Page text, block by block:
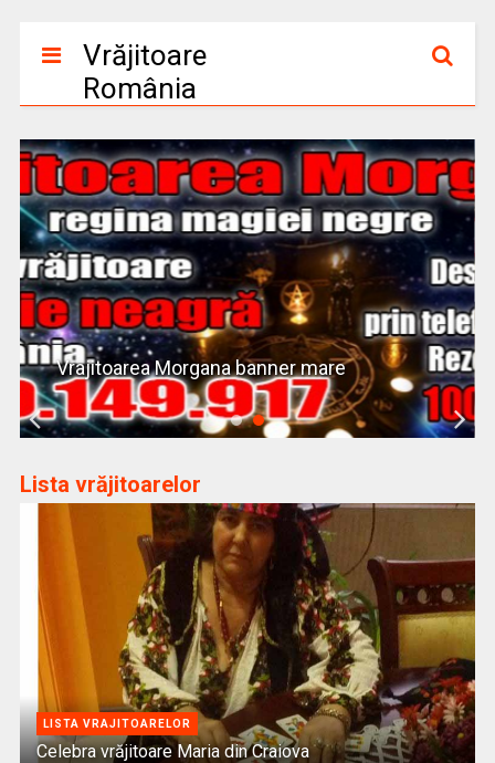
Vrăjitoare
România
Vrajitoarea Morgana banner mare
Lista vrăjitoarelor
LISTA VRAJITOARELOR
Celebra vrăjitoare Maria din Craiova